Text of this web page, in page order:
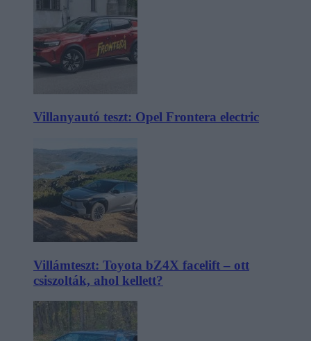
Villanyautó teszt: Opel Frontera electric
Villámteszt: Toyota bZ4X facelift – ott
csiszolták, ahol kellett?